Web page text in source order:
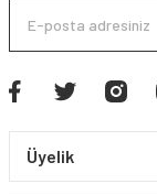
Üyelik